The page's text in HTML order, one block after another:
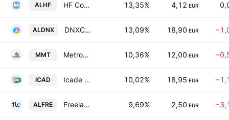
ALHF HF Company 13,35% 4,12 EUR
ALDNX DNXCORP SE 13,09% 18,90 EUR
MMT Metropole Television SA 10,36% 12,00 EUR
ICAD Icade SA 10,02% 18,95 EUR
ALFRE Freelance.com 9,69% 2,50 EUR